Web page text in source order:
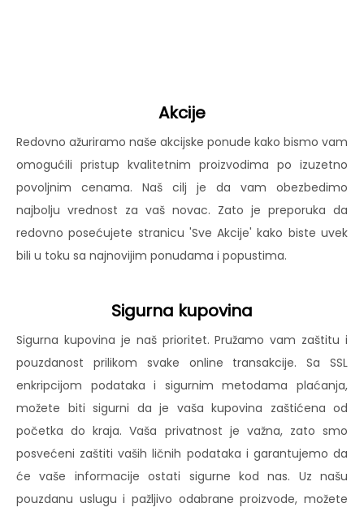
Akcije
Redovno ažuriramo naše akcijske ponude kako bismo vam
omogućili pristup kvalitetnim proizvodima po izuzetno
povoljnim cenama. Naš cilj je da vam obezbedimo
najbolju vrednost za vaš novac. Zato je preporuka da
redovno posećujete stranicu 'Sve Akcije' kako biste uvek
bili u toku sa najnovijim ponudama i popustima.
Sigurna kupovina
Sigurna kupovina je naš prioritet. Pružamo vam zaštitu i
pouzdanost prilikom svake online transakcije. Sa SSL
enkripcijom podataka i sigurnim metodama plaćanja,
možete biti sigurni da je vaša kupovina zaštićena od
početka do kraja. Vaša privatnost je važna, zato smo
posvećeni zaštiti vaših ličnih podataka i garantujemo da
će vaše informacije ostati sigurne kod nas. Uz našu
pouzdanu uslugu i pažljivo odabrane proizvode, možete